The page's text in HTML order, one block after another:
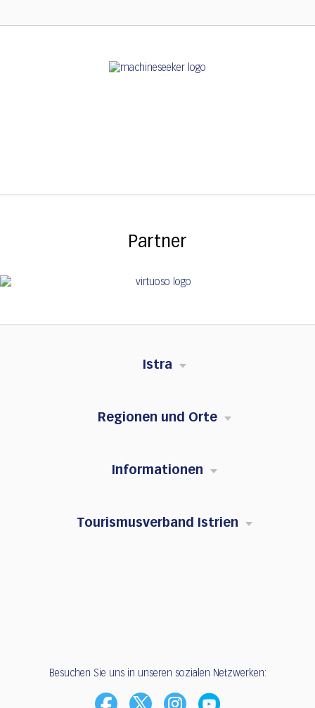
Partner
Istra
Regionen und Orte
Informationen
Tourismusverband Istrien
Besuchen Sie uns in unseren sozialen Netzwerken: